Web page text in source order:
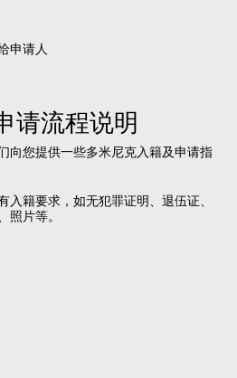
申请人
请流程说明
向您提供一些多米尼克入籍及申请指
籍要求，如无犯罪证明、退伍证、
片等。